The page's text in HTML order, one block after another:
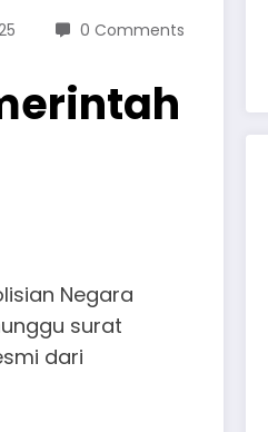
0 Comments
Negara
surat
dari